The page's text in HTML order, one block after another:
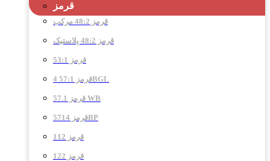
قرمز
قرمز 48:2 مرکب
قرمز 48:2 پلاستیک
قرمز 53:1
قرمز 57:1 4BGL
قرمز 57.1 WB
قرمز 5714BP
قرمز 112
قرمز 122